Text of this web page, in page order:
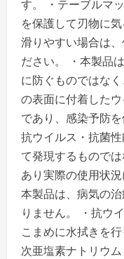
す。 ・テーブルマ
を保護して刃物に
滑りやすい場合は
ださい。 ・本製品
に防ぐものではな
の表面に付着した
であり、感染予防
抗ウイルス・抗菌
て発現するもので
あり実際の使用状
本製品は、病気の
りません。 ・抗ウ
こまめに水拭きを
次亜塩素ナトリウ